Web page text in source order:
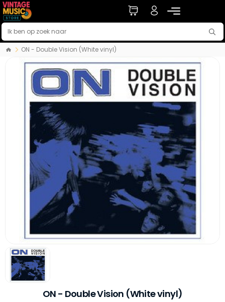
ON - Double Vision (White vinyl)
ON - Double Vision (White vinyl)